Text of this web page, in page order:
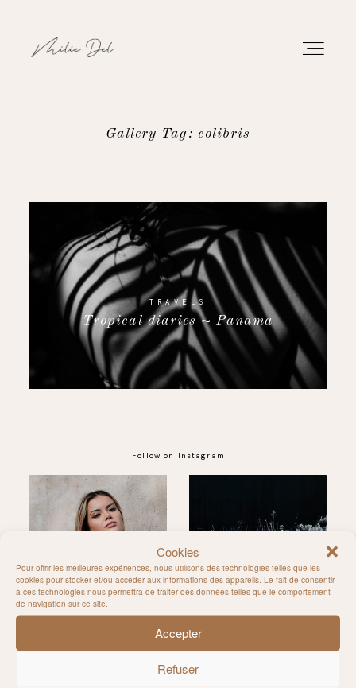
Cookies
Pour offrir les meilleures expériences, nous utilisons des technologies telles que les
cookies pour stocker et/ou accéder aux informations des appareils. Le fait de consentir
à ces technologies nous permettra de traiter des données telles que le comportement
de navigation sur ce site.
Accepter
Refuser
ABOUT
CONTACT
Gallery Tag: colibris
TRAVELS
Tropical diaries ~ Panama
Follow on Instagram